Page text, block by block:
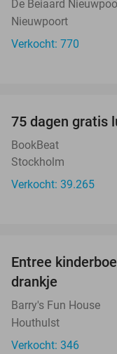
De Beiaard
Nieuwpoort
Verkocht: 770
75 dagen gratis
BookBeat
Stockholm
Verkocht: 39.265
Entree
drankje
Barry's Fun House
Houthulst
Verkocht: 346